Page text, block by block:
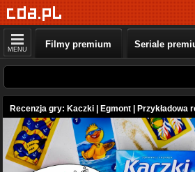
MENU Filmy premium Seriale
Recenzja gry: Kaczki | Egmont | Przykładowa